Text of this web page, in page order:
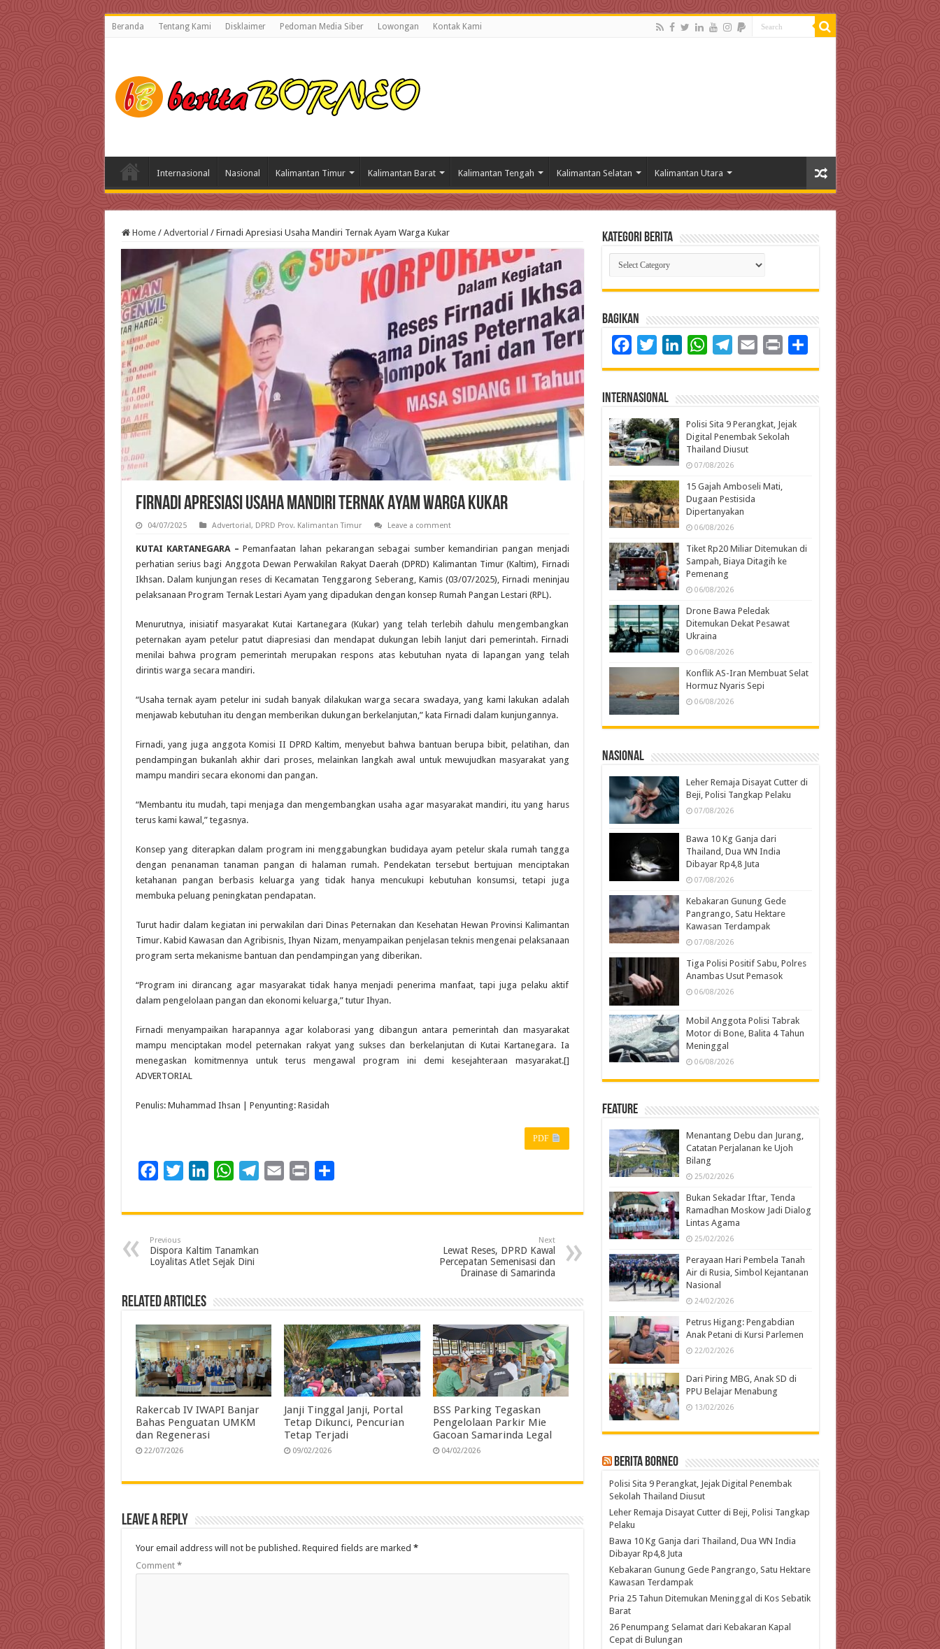
Beranda Tentang Kami Disklaimer Pedoman Media Siber Lowongan Kontak Kami
Internasional Nasional Kalimantan Timur Kalimantan Barat Kalimantan Tengah Kalimantan Selatan Kalimantan Utara
Home / Advertorial / Firnadi Apresiasi Usaha Mandiri Ternak Ayam Warga Kukar
Firnadi Apresiasi Usaha Mandiri Ternak Ayam Warga Kukar
04/07/2025 Advertorial, DPRD Prov. Kalimantan Timur Leave a comment
KUTAI KARTANEGARA – Pemanfaatan lahan pekarangan sebagai sumber kemandirian pangan menjadi
perhatian serius bagi Anggota Dewan Perwakilan Rakyat Daerah (DPRD) Kalimantan Timur (Kaltim), Firnadi
Ikhsan. Dalam kunjungan reses di Kecamatan Tenggarong Seberang, Kamis (03/07/2025), Firnadi meninjau
pelaksanaan Program Ternak Lestari Ayam yang dipadukan dengan konsep Rumah Pangan Lestari (RPL).
Menurutnya, inisiatif masyarakat Kutai Kartanegara (Kukar) yang telah terlebih dahulu mengembangkan
peternakan ayam petelur patut diapresiasi dan mendapat dukungan lebih lanjut dari pemerintah. Firnadi
menilai bahwa program pemerintah merupakan respons atas kebutuhan nyata di lapangan yang telah
dirintis warga secara mandiri.
“Usaha ternak ayam petelur ini sudah banyak dilakukan warga secara swadaya, yang kami lakukan adalah
menjawab kebutuhan itu dengan memberikan dukungan berkelanjutan,” kata Firnadi dalam kunjungannya.
Firnadi, yang juga anggota Komisi II DPRD Kaltim, menyebut bahwa bantuan berupa bibit, pelatihan, dan
pendampingan bukanlah akhir dari proses, melainkan langkah awal untuk mewujudkan masyarakat yang
mampu mandiri secara ekonomi dan pangan.
“Membantu itu mudah, tapi menjaga dan mengembangkan usaha agar masyarakat mandiri, itu yang harus
terus kami kawal,” tegasnya.
Konsep yang diterapkan dalam program ini menggabungkan budidaya ayam petelur skala rumah tangga
dengan penanaman tanaman pangan di halaman rumah. Pendekatan tersebut bertujuan menciptakan
ketahanan pangan berbasis keluarga yang tidak hanya mencukupi kebutuhan konsumsi, tetapi juga
membuka peluang peningkatan pendapatan.
Turut hadir dalam kegiatan ini perwakilan dari Dinas Peternakan dan Kesehatan Hewan Provinsi Kalimantan
Timur. Kabid Kawasan dan Agribisnis, Ihyan Nizam, menyampaikan penjelasan teknis mengenai pelaksanaan
program serta mekanisme bantuan dan pendampingan yang diberikan.
“Program ini dirancang agar masyarakat tidak hanya menjadi penerima manfaat, tapi juga pelaku aktif
dalam pengelolaan pangan dan ekonomi keluarga,” tutur Ihyan.
Firnadi menyampaikan harapannya agar kolaborasi yang dibangun antara pemerintah dan masyarakat
mampu menciptakan model peternakan rakyat yang sukses dan berkelanjutan di Kutai Kartanegara. Ia
menegaskan komitmennya untuk terus mengawal program ini demi kesejahteraan masyarakat.[]
ADVERTORIAL
Penulis: Muhammad Ihsan | Penyunting: Rasidah
PDF
c
b
o
k
i
t
e
n
e
d
n
W
a
s
A
p
l
m
a
i
a
Previous
Dispora Kaltim Tanamkan
Loyalitas Atlet Sejak Dini
Next
Lewat Reses, DPRD Kawal
Percepatan Semenisasi dan
Drainase di Samarinda
Related Articles
Rakercab IV IWAPI Banjar
Bahas Penguatan UMKM
dan Regenerasi
22/07/2026
Janji Tinggal Janji, Portal
Tetap Dikunci, Pencurian
Tetap Terjadi
09/02/2026
BSS Parking Tegaskan
Pengelolaan Parkir Mie
Gacoan Samarinda Legal
04/02/2026
Leave a Reply
Your email address will not be published. Required fields are marked *
Comment *
Kategori Berita
Kategori
Berita
Bagikan
FacebookTwitterLinkedInWhatsAppTelegram
Email Print
Internasional
Polisi Sita 9 Perangkat, Jejak
Digital Penembak Sekolah
Thailand Diusut
07/08/2026
15 Gajah Amboseli Mati,
Dugaan Pestisida
Dipertanyakan
06/08/2026
Tiket Rp20 Miliar Ditemukan di
Sampah, Biaya Ditagih ke
Pemenang
06/08/2026
Drone Bawa Peledak
Ditemukan Dekat Pesawat
Ukraina
06/08/2026
Konflik AS-Iran Membuat Selat
Hormuz Nyaris Sepi
06/08/2026
Nasional
Leher Remaja Disayat Cutter di
Beji, Polisi Tangkap Pelaku
07/08/2026
Bawa 10 Kg Ganja dari
Thailand, Dua WN India
Dibayar Rp4,8 Juta
07/08/2026
Kebakaran Gunung Gede
Pangrango, Satu Hektare
Kawasan Terdampak
07/08/2026
Tiga Polisi Positif Sabu, Polres
Anambas Usut Pemasok
06/08/2026
Mobil Anggota Polisi Tabrak
Motor di Bone, Balita 4 Tahun
Meninggal
06/08/2026
Feature
Menantang Debu dan Jurang,
Catatan Perjalanan ke Ujoh
Bilang
25/02/2026
Bukan Sekadar Iftar, Tenda
Ramadhan Moskow Jadi Dialog
Lintas Agama
25/02/2026
Perayaan Hari Pembela Tanah
Air di Rusia, Simbol Kejantanan
Nasional
24/02/2026
Petrus Higang: Pengabdian
Anak Petani di Kursi Parlemen
22/02/2026
Dari Piring MBG, Anak SD di
PPU Belajar Menabung
13/02/2026
Berita Borneo
Polisi Sita 9 Perangkat, Jejak Digital Penembak
Sekolah Thailand Diusut
Leher Remaja Disayat Cutter di Beji, Polisi Tangkap
Pelaku
Bawa 10 Kg Ganja dari Thailand, Dua WN India
Dibayar Rp4,8 Juta
Kebakaran Gunung Gede Pangrango, Satu Hektare
Kawasan Terdampak
Pria 25 Tahun Ditemukan Meninggal di Kos Sebatik
Barat
26 Penumpang Selamat dari Kebakaran Kapal
Cepat di Bulungan